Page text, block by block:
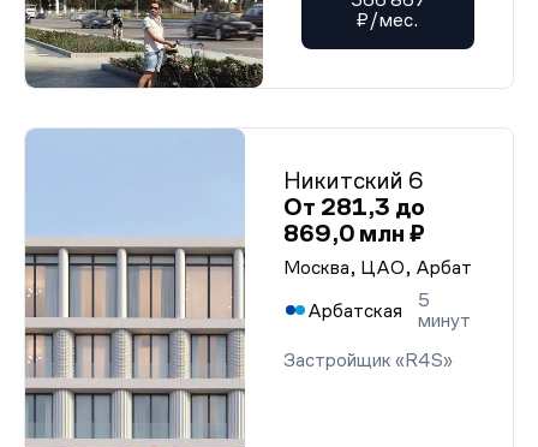
₽/мес.
Никитский 6
От 281,3 до
869,0 млн ₽
Москва, ЦАО, Арбат
Арбатская
5
минут
Застройщик «R4S»